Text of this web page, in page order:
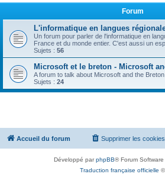
Forum
L'informatique en langues
Un forum pour parler de l'informatique en
France et du monde entier. C'est aussi un
Sujets : 56
Microsoft et le breton - Microsoft
A forum to talk about Microsoft and the
Sujets : 24
Accueil du forum Supprimer les cookies
Développé parphpBB® Forum
Traduction française officielle ©